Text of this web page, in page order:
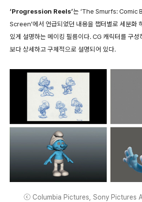
‘Progression Reels’는 ‘The Smurfs: Comic
Screen’에서 언급되었던 내용을 챕터별로 세분화
있게 설명하는 메이킹 필름이다. CG 캐릭터를 구성
보다 상세하고 구체적으로 설명되어 있다.
ⓒ Columbia Pictures, Sony Pictures